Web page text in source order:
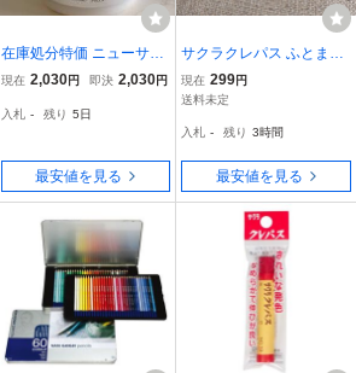
在庫処分特価 ニューサク
ラカラーPRO トップコー
クレパス 送料込み
現在 2,030円 即決 2,030円
入札 - 残り 5日
最安値を見る
サクラクレパス ふとまき
14色★送料格安！3cm以
内で発送可！★匿名配送
現在 299円
送料未定
入札 - 残り 3時間
最安値を見る